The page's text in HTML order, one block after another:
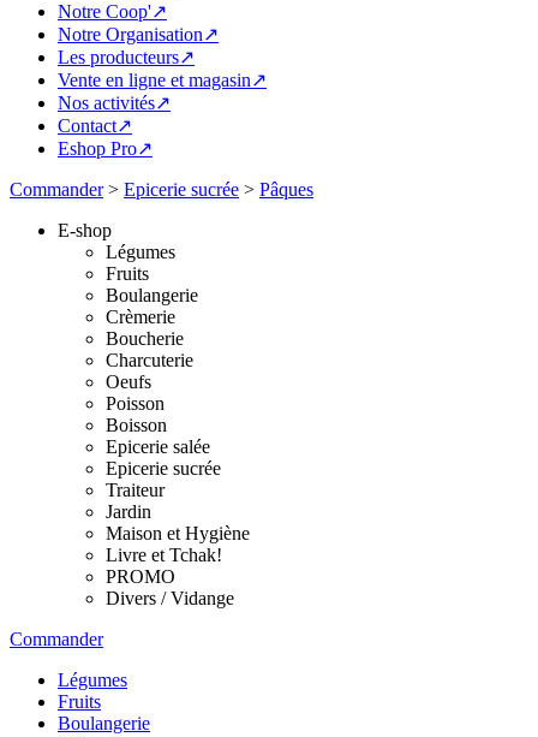
Notre Coop'↗
Notre Organisation↗
Les producteurs↗
Vente en ligne et magasin↗
Nos activités↗
Contact↗
Eshop Pro↗
Commander> Epicerie sucrée > Pâques
E-shop
Légumes
Fruits
Boulangerie
Crèmerie
Boucherie
Charcuterie
Oeufs
Poisson
Boisson
Epicerie salée
Epicerie sucrée
Traiteur
Jardin
Maison et Hygiène
Livre et Tchak!
PROMO
Divers / Vidange
Commander
Légumes
Fruits
Boulangerie